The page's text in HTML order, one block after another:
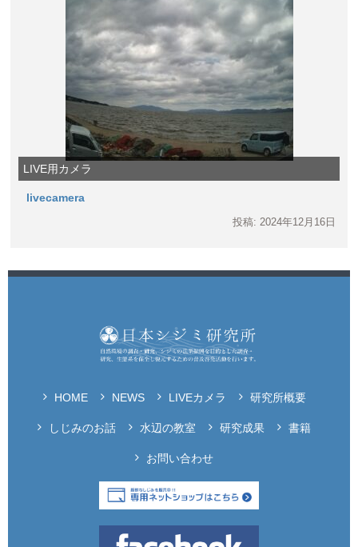
LIVE用カメラ
livecamera
投稿: 2024年12月16日
HOME NEWS LIVEカメラ 研究所概要
しじみのお話 水辺の教室 研究成果 書籍
お問い合わせ